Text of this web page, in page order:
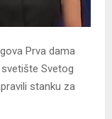
Prva dama
Svetog
stanku za